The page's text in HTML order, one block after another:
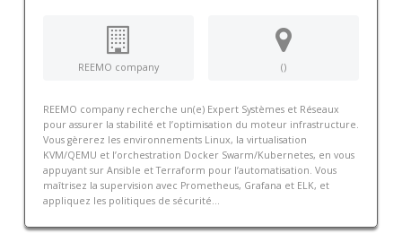
REEMO company ()
REEMO company recherche un(e) Expert Systèmes et Réseaux
pour assurer la stabilité et l’optimisation du moteur infrastructure.
Vous gèrerez les environnements Linux, la virtualisation
KVM/QEMU et l’orchestration Docker Swarm/Kubernetes, en vous
appuyant sur Ansible et Terraform pour l’automatisation. Vous
maîtrisez la supervision avec Prometheus, Grafana et ELK, et
appliquez les politiques de sécurité...